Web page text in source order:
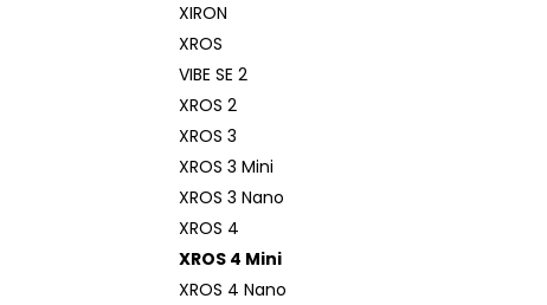
XIRON
XROS
VIBE SE 2
XROS 2
XROS 3
XROS 3 Mini
XROS 3 Nano
XROS 4
XROS 4 Mini
XROS 4 Nano